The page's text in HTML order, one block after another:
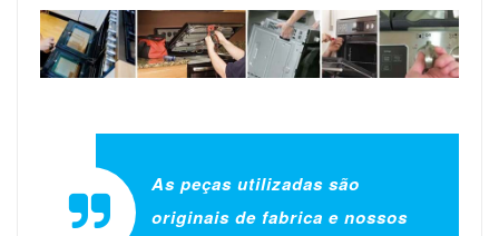
As peças utilizadas são
originais de fabrica e nossos